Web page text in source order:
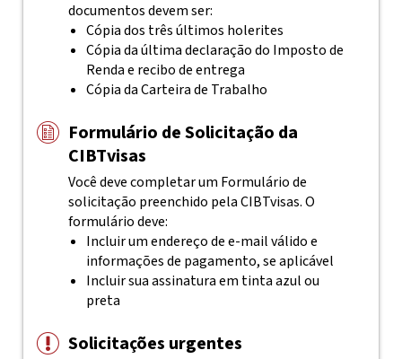
documentos devem ser:
Cópia dos três últimos holerites
Cópia da última declaração do Imposto de
Renda e recibo de entrega
Cópia da Carteira de Trabalho
Formulário de Solicitação da
CIBTvisas
Você deve completar um Formulário de
solicitação preenchido pelaCIBTvisas. O
formulário deve:
Incluir um endereço de e-mail válido e
informações de pagamento, se aplicável
Incluir sua assinatura em tinta azul ou
preta
Solicitações urgentes